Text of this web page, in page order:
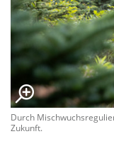
Durch
Zukunft.